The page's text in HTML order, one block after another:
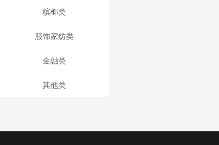
槟榔类
服饰家纺类
金融类
其他类